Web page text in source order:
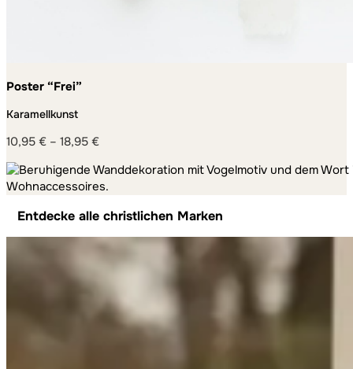
Poster “Frei”
Karamellkunst
10,95 € – 18,95 €
10,95 €
bis
Entdecke alle christlichen Marken